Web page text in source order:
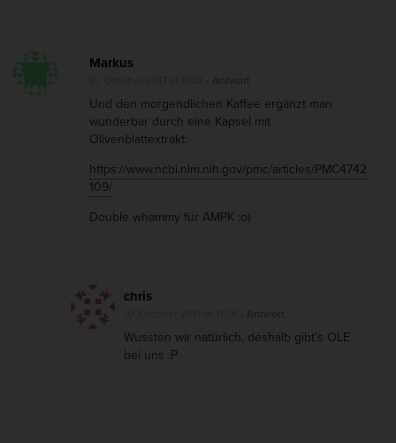
Markus
- Antwort
Und den morgendlichen Kaffee ergänzt man
wunderbar durch eine Kapsel mit
OIivenblattextrakt:
https://www.ncbi.nlm.nih.gov/pmc/articles/PMC4742
109/
Double whammy für AMPK ;o)
chris
- Antwort
Wussten wir natürlich, deshalb gibt’s OLE
bei uns :P